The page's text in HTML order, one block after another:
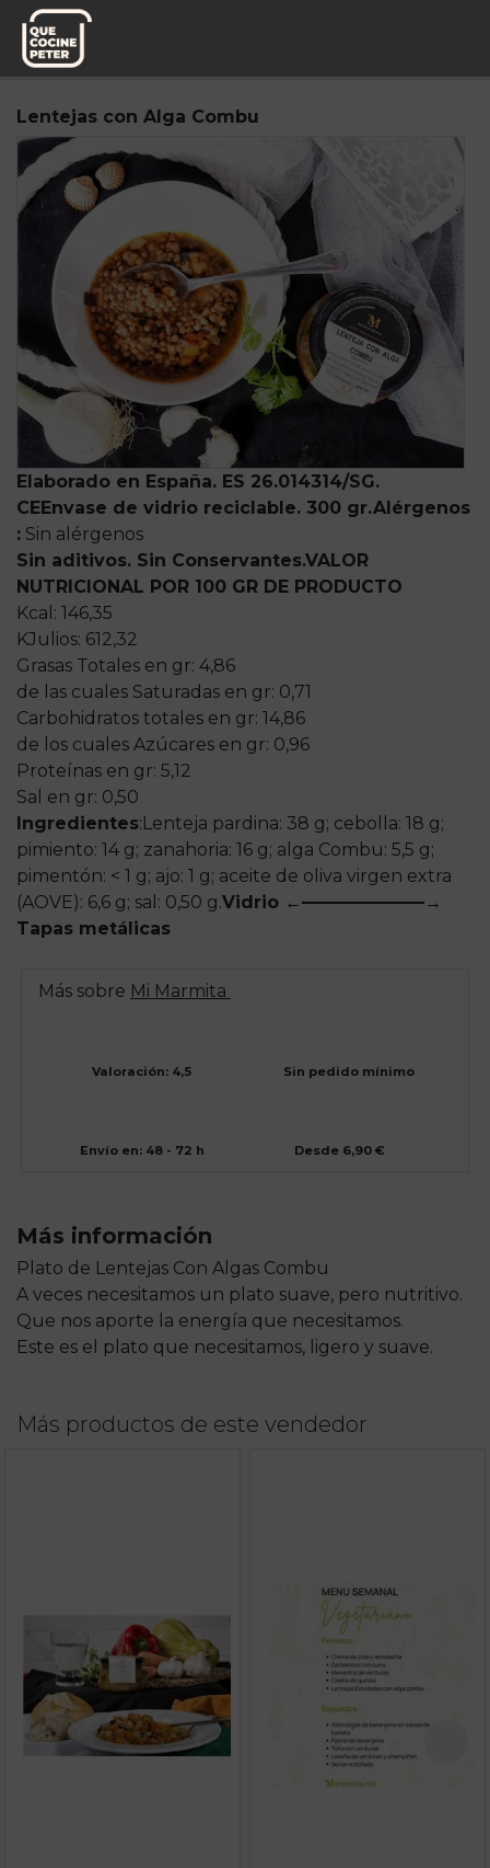
Pedido semanal
Lentejas con Alga Combu
Elaborado en España. ES 26.014314/SG.
CE Envase de vidrio reciclable. 300 gr.Alérgenos
: Sin alérgenos
Sin aditivos. Sin Conservantes.VALOR
NUTRICIONAL POR 100 GR DE PRODUCTO
Kcal: 146,35
KJulios: 612,32
Grasas Totales en gr: 4,86
de las cuales Saturadas en gr: 0,71
Carbohidratos totales en gr: 14,86
de los cuales Azúcares en gr: 0,96
Proteínas en gr: 5,12
Sal en gr: 0,50
Ingredientes: Lenteja pardina: 38 g; cebolla: 18 g;
pimiento: 14 g; zanahoria: 16 g; alga Combu: 5,5 g;
pimentón: < 1 g; ajo: 1 g; aceite de oliva virgen extra
(AOVE): 6,6 g; sal: 0,50 g.Vidrio ←———————→
Tapas metálicas
Más sobre Mi Marmita
Valoración: 4,5 Sin pedido mínimo
Envío en: 48 - 72 h Desde 6,90 €
Más información
Plato de Lentejas Con Algas Combu
A veces necesitamos un plato suave, pero nutritivo.
Que nos aporte la energía que necesitamos.
Este es el plato que necesitamos, ligero y suave.
Más productos de este vendedor